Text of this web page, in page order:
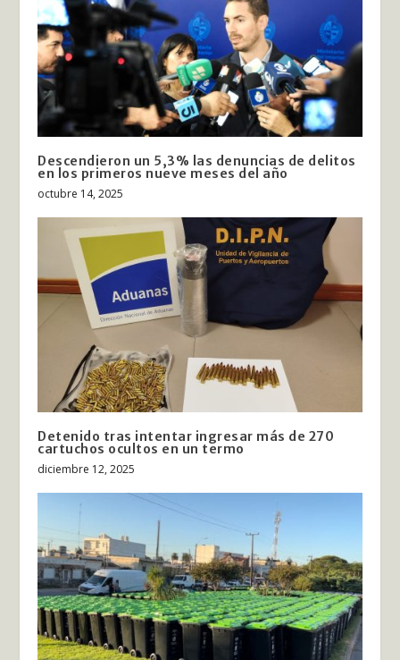
Descendieron un 5,3% las denuncias de delitos
en los primeros nueve meses del año
octubre 14, 2025
Detenido tras intentar ingresar más de 270
cartuchos ocultos en un termo
diciembre 12, 2025